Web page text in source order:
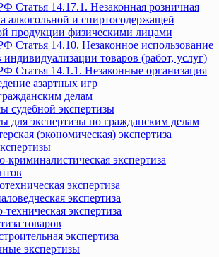
Статья 14.17.1. Незаконная розничная
алкогольной и спиртосодержащей
продукции физическими лицами
Статья 14.10. Незаконное использование
индивидуализации товаров (работ, услуг)
Статья 14.1.1. Незаконные организация
азартных игр
делам
судебной экспертизы
для экспертизы по гражданским делам
(экономическая) экспертиза
криминалистическая экспертиза
экспертиза
экспертиза
экспертиза
товаров
экспертиза
экспертизы